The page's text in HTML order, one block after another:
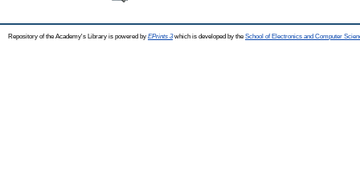
Repository of the Academy's Library is powered by EPrints 3which is developed by the School of Electronics and Computer